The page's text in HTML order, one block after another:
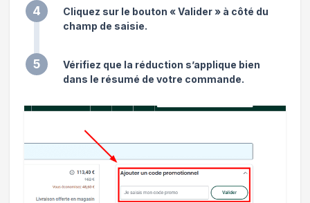
4
Cliquez sur le bouton « Valider » à côté du
champ de saisie.
5
Vérifiez que la réduction s’applique bien
dans le résumé de votre commande.